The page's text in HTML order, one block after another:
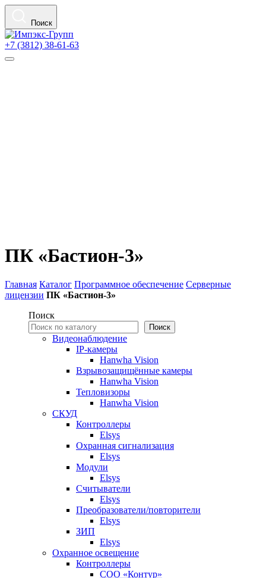
Поиск
+7 (3812) 38-61-63
ПК «Бастион-3»
Главная Каталог Программное обеспечение Серверные
лицензии ПК «Бастион-3»
Поиск
Поиск
Видеонаблюдение
IP-камеры
Hanwha Vision
Взрывозащищённые камеры
Hanwha Vision
Тепловизоры
Hanwha Vision
СКУД
Контроллеры
Elsys
Охранная сигнализация
Elsys
Модули
Elsys
Считыватели
Elsys
Преобразователи/повторители
Elsys
ЗИП
Elsys
Охранное освещение
Контроллеры
СОО «Контур»